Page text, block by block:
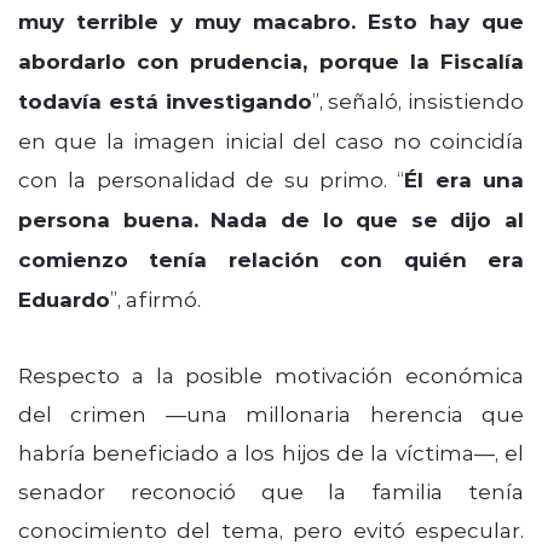
muy terrible y muy macabro. Esto hay que
abordarlo con prudencia, porque la Fiscalía
todavía está investigando”, señaló, insistiendo
en que la imagen inicial del caso no coincidía
con la personalidad de su primo. “Él era una
persona buena. Nada de lo que se dijo al
comienzo tenía relación con quién era
Eduardo”, afirmó.
Respecto a la posible motivación económica
del crimen —una millonaria herencia que
habría beneficiado a los hijos de la víctima—, el
senador reconoció que la familia tenía
conocimiento del tema, pero evitó especular.